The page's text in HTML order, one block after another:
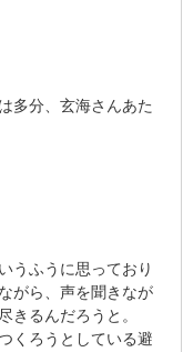
多分、玄海さんあた
うふうに思っており
がら、声を聞きなが
きるんだろうと。
くろうとしている避